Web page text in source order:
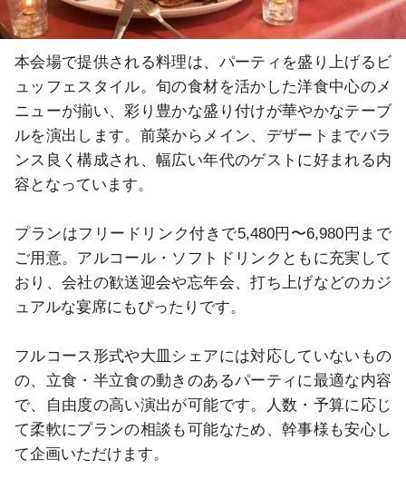
本会場で提供される料理は、パーティを盛り上げるビ
ュッフェスタイル。旬の食材を活かした洋食中心のメ
ニューが揃い、彩り豊かな盛り付けが華やかなテーブ
ルを演出します。前菜からメイン、デザートまでバラ
ンス良く構成され、幅広い年代のゲストに好まれる内
容となっています。
プランはフリードリンク付きで5,480円〜6,980円まで
ご用意。アルコール・ソフトドリンクともに充実して
おり、会社の歓送迎会や忘年会、打ち上げなどのカジ
ュアルな宴席にもぴったりです。
フルコース形式や大皿シェアには対応していないもの
の、立食・半立食の動きのあるパーティに最適な内容
で、自由度の高い演出が可能です。人数・予算に応じ
て柔軟にプランの相談も可能なため、幹事様も安心し
て企画いただけます。